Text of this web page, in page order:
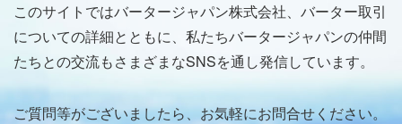
このサイトではバータージャパン株式会社、バーター取引
についての詳細とともに、私たちバータージャパンの仲間
たちとの交流もさまざまなSNSを通し発信しています。
ご質問等がございましたら、お気軽にお問合せください。